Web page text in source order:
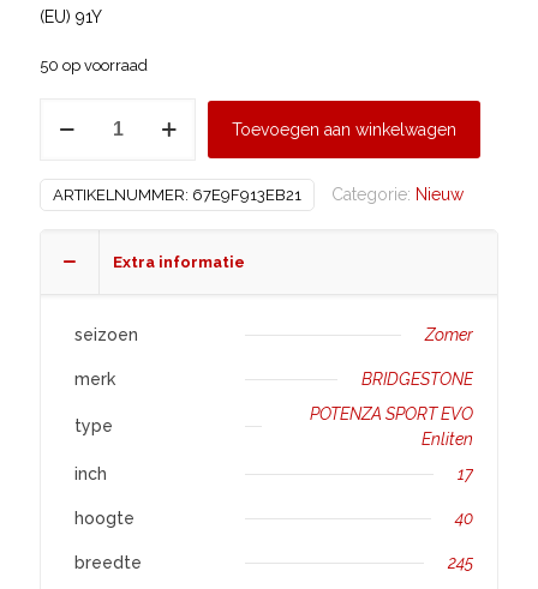
(EU) 91Y
50 op voorraad
POTENZA
EVO
Toevoegen aan winkelwagen
ARTIKELNUMMER: 67E9F913EB21 Categorie: Nieuw
Extra informatie
seizoen Zomer
merk BRIDGESTONE
type
POTENZA SPORT EVO
Enliten
inch
17
hoogte 40
breedte 245